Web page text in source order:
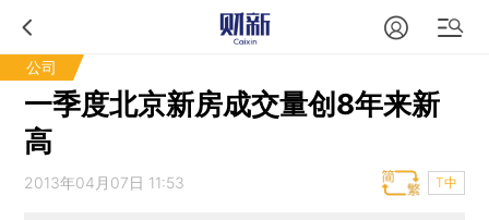
公司
一季度北京新房成交量创8年来新
高
2013年04月07日 11:53 T中